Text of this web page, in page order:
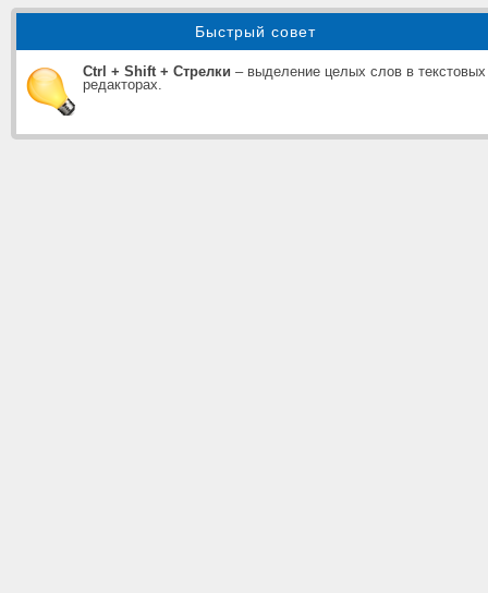
Быстрый совет
Ctrl + Shift + Стрелки – выделение целых слов в текстовых
редакторах.